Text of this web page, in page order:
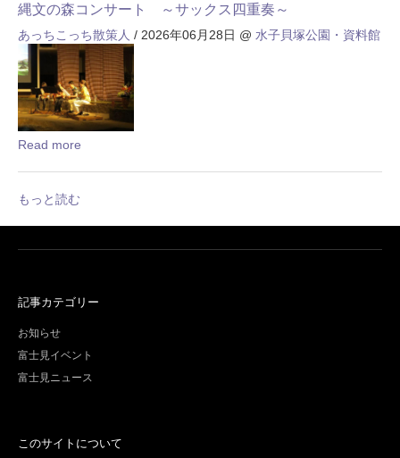
縄文の森コンサート ～サックス四重奏～
あっちこっち散策人 / 2026年06月28日 @ 水子貝塚公園・資料館
Read more
もっと読む
記事カテゴリー
お知らせ
富士見イベント
富士見ニュース
このサイトについて